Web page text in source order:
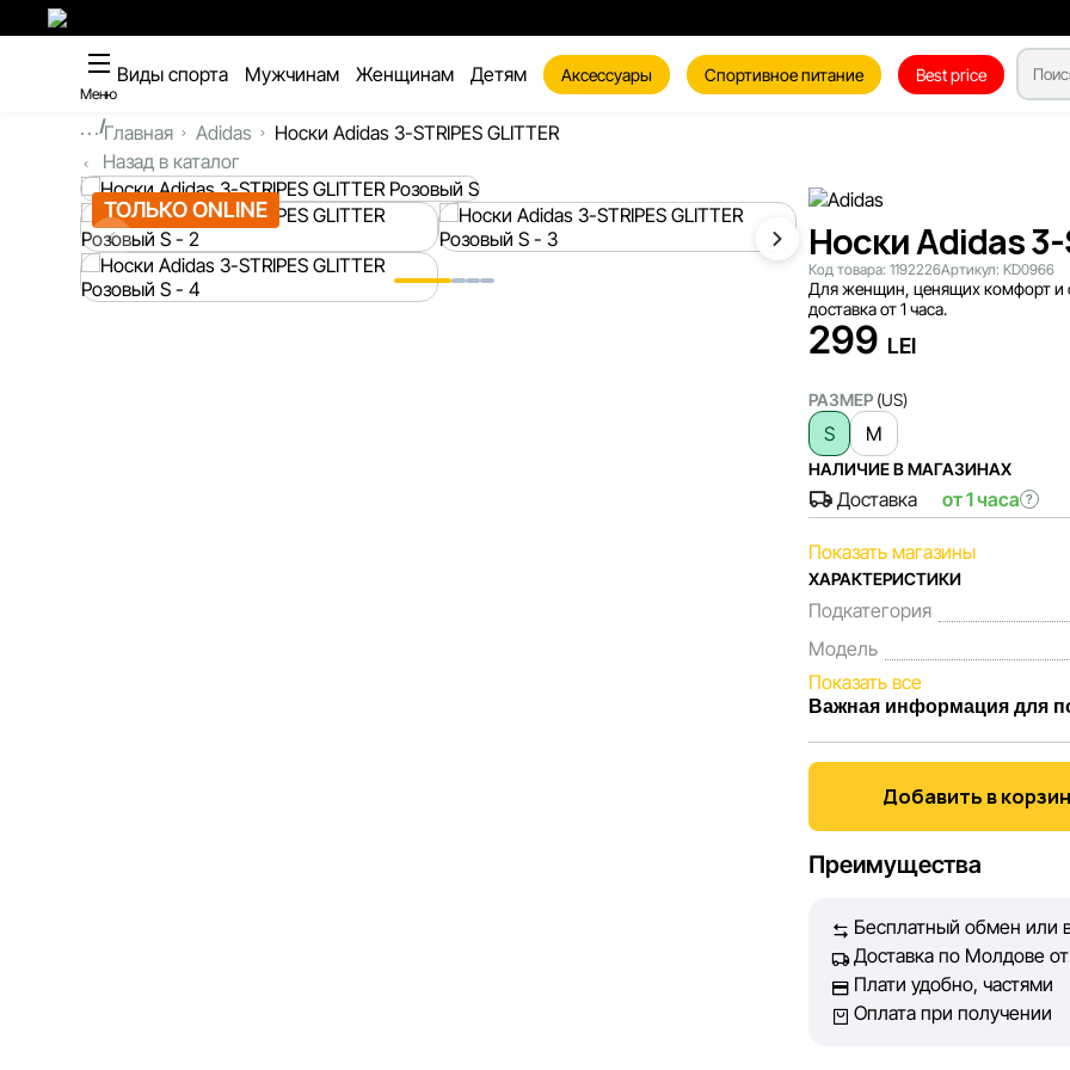
Меню
Виды спорта Мужчинам Женщинам Детям Аксессуары Спортивное питание Best price
...Главная Adidas
Носки Adidas 3-STRIPES GLITTER
Назад в каталог
ТОЛЬКО ONLINE
Носки Adidas 3-
Код товара: 1192226Артикул: KD0966
Для женщин, ценящих комфорт и
доставка от 1 часа.
299 LEI
РАЗМЕР (US)
S M
НАЛИЧИЕ В МАГАЗИНАХ
Доставка от 1 часа ?
Показать магазины
ХАРАКТЕРИСТИКИ
Подкатегория
Модель
Показать все
Важная информация для
Мы, команда сети
Каждый день мы работаем
представленная на сайте,
принять лучшее решение о
Однако, несмотря на
абсолютную точность всех
технических ошибок или
актуальность информации
Добавить в
Преимущества
Бесплатный обмен или
Доставка по Молдове от
Плати удобно, частями
Оплата при получении